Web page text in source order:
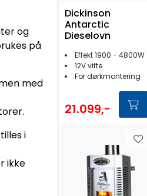
og
på
med
i
ikke
Dickinson
Antarctic
Dieselovn
Effekt 1900 - 4800W
12V vifte
For dørkmontering
21.099,-